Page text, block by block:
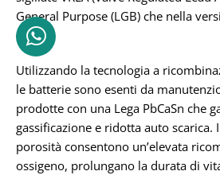
General Purpose (LGB) che nella
(LDC).
Utilizzando la tecnologia a
le batterie sono esenti da
prodotte con una Lega PbCaSn che
gassificazione e ridotta auto scarica.
porosità consentono un’elevata
ossigeno, prolungano la durata di